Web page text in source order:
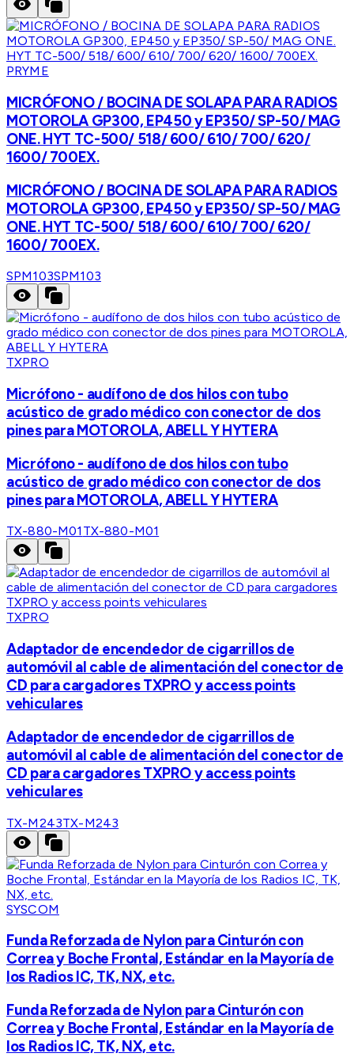
PRYME
MICRÓFONO / BOCINA DE SOLAPA PARA RADIOS
MOTOROLA GP300, EP450 y EP350/ SP-50/ MAG
ONE. HYT TC-500/ 518/ 600/ 610/ 700/ 620/
1600/ 700EX.
MICRÓFONO / BOCINA DE SOLAPA PARA RADIOS
MOTOROLA GP300, EP450 y EP350/ SP-50/ MAG
ONE. HYT TC-500/ 518/ 600/ 610/ 700/ 620/
1600/ 700EX.
SPM103SPM103
TXPRO
Micrófono - audífono de dos hilos con tubo
acústico de grado médico con conector de dos
pines para MOTOROLA, ABELL Y HYTERA
Micrófono - audífono de dos hilos con tubo
acústico de grado médico con conector de dos
pines para MOTOROLA, ABELL Y HYTERA
TX-880-M01 TX-880-M01
TXPRO
Adaptador de encendedor de cigarrillos de
automóvil al cable de alimentación del conector de
CD para cargadores TXPRO y access points
vehiculares
Adaptador de encendedor de cigarrillos de
automóvil al cable de alimentación del conector de
CD para cargadores TXPRO y access points
vehiculares
TX-M243TX-M243
SYSCOM
Funda Reforzada de Nylon para Cinturón con
Correa y Boche Frontal, Estándar en la Mayoría de
los Radios IC, TK, NX, etc.
Funda Reforzada de Nylon para Cinturón con
Correa y Boche Frontal, Estándar en la Mayoría de
los Radios IC, TK, NX, etc.